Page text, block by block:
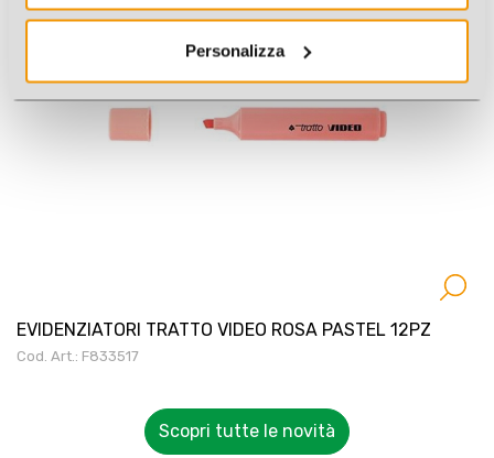
Personalizza
New
EVIDENZIATORI TRATTO VIDEO ROSA PASTEL 12PZ
Cod. Art.: F833517
Scopri tutte le novità